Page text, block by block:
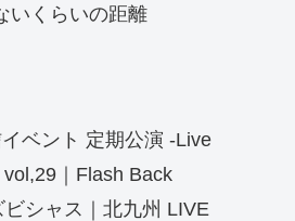
いくらいの距離
ベント 定期公演 -Live
｜Flash Back
シャス｜北九州 LIVE